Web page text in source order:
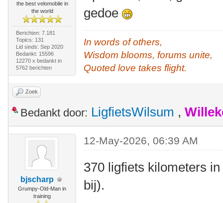
the best velomobile in
the world
Berichten: 7.181
Topics: 131
Lid sinds: Sep 2020
Bedankt: 15596
12270 x bedankt in
5762 berichten
gedoe
In words of others,
Wisdom blooms, forums unite,
Quoted love takes flight.
Zoek
Bedankt door: LigfietsWilsum ,
bjscharp
Grumpy-Old-Man in
training
12-May-2026, 06:39 AM
370 ligfiets kilometers
bij).